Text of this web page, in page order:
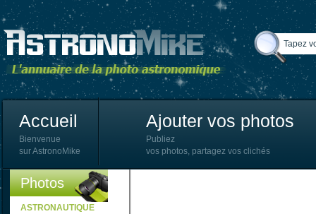
Accueil
Bienvenue
sur AstronoMike
Ajouter vos photos
Publiez
vos photos, partagez vos clichés
Photos
ASTRONAUTIQUE